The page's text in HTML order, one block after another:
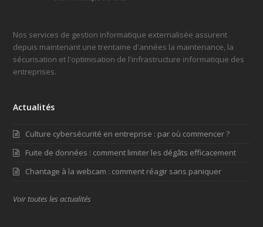
Nos services de gestion informatique externalisée assurent
depuis maintenant une trentaine d'années la maintenance, la
sécurisation et l'optimisation de l'infrastructure informatique des
entreprises.
Actualités
Culture cybersécurité en entreprise : par où commencer ?
Fuite de données : comment limiter les dégâts efficacement
Chantage à la webcam : comment réagir sans paniquer
Voir toutes les actualités